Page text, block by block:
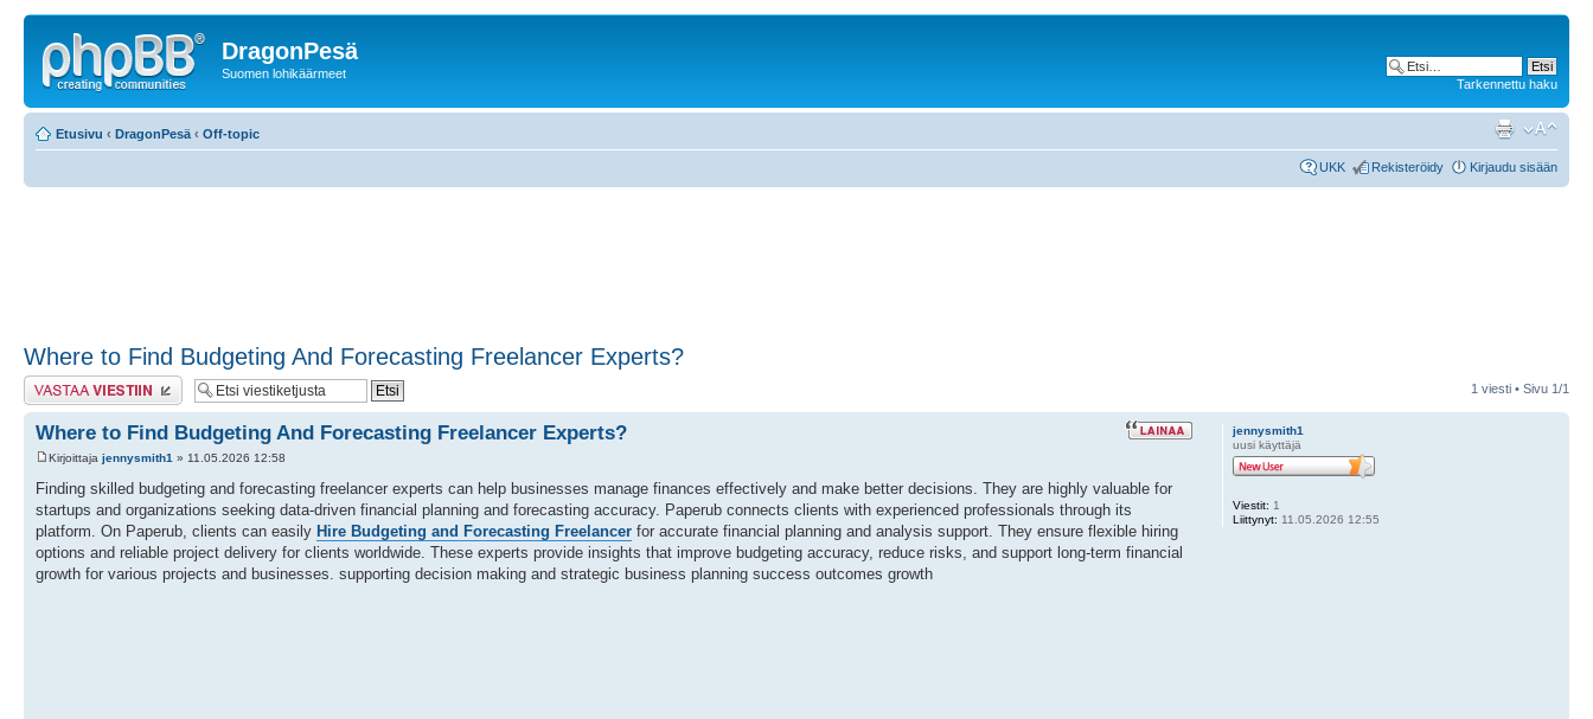
DragonPesä
Suomen lohikäärmeet
Tarkennettu haku
Etusivu ‹ DragonPesä ‹ Off-topic
UKK Rekisteröidy Kirjaudu sisään
Where to Find Budgeting And Forecasting Freelancer Experts?
Lähetä vastaus 1 viesti • Sivu 1/1
Where to Find Budgeting And Forecasting Freelancer Experts?
Kirjoittaja jennysmith1 » 11.05.2026 12:58
Finding skilled budgeting and forecasting freelancer experts can help businesses manage finances effectively and make better decisions. They are highly valuable for
startups and organizations seeking data-driven financial planning and forecasting accuracy. Paperub connects clients with experienced professionals through its
platform. On Paperub, clients can easily Hire Budgeting and Forecasting Freelancer for accurate financial planning and analysis support. They ensure flexible hiring
options and reliable project delivery for clients worldwide. These experts provide insights that improve budgeting accuracy, reduce risks, and support long-term financial
growth for various projects and businesses. supporting decision making and strategic business planning success outcomes growth
jennysmith1
uusi käyttäjä
Viestit: 1
Liittynyt: 11.05.2026 12:55